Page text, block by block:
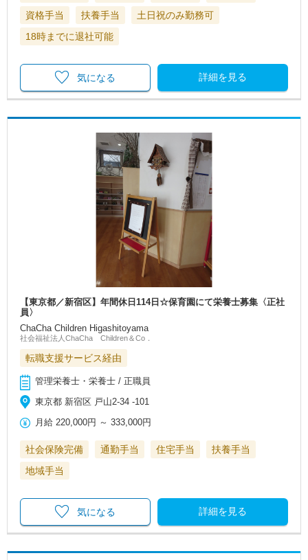
資格手当
扶養手当
土日祝のみ勤務可
18時までに退社可能
詳細を見る
気になる
【東京都／新宿区】年間休日114日☆保育園にて栄養士募集〈正社
員〉
ChaCha Children Higashitoyama
社会福祉法人ChaCha Children＆Co．
転職支援サービス経由
管理栄養士・栄養士 / 正職員
東京都 新宿区 戸山2-34 -101
月給 220,000円 ～333,000円
社会保険完備 通勤手当 住宅手当
扶養手当
地域手当
詳細を見る
気になる